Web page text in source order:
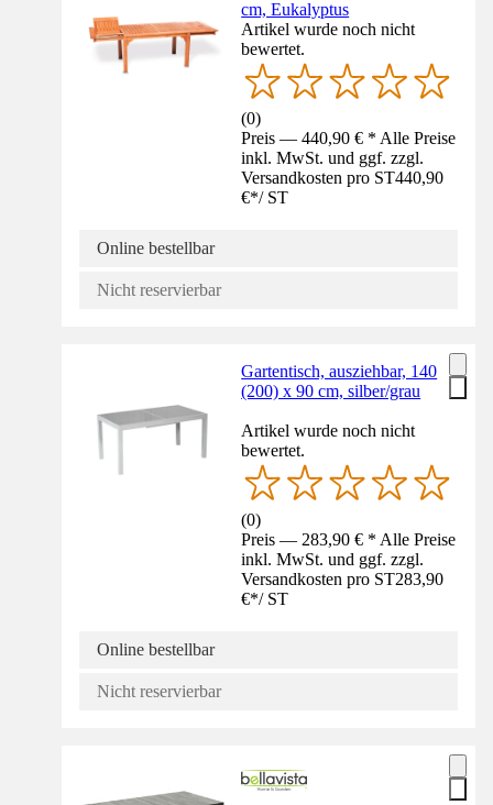
cm, Eukalyptus
Artikel wurde noch nicht
bewertet.
(0)
Preis — 440,90 € * Alle Preise
inkl. MwSt. und ggf. zzgl.
Versandkosten pro ST440,90
€*/ ST
Online bestellbar
Nicht reservierbar
Gartentisch, ausziehbar, 140
(200) x 90 cm, silber/grau
Artikel wurde noch nicht
bewertet.
(0)
Preis — 283,90 € * Alle Preise
inkl. MwSt. und ggf. zzgl.
Versandkosten pro ST283,90
€*/ ST
Online bestellbar
Nicht reservierbar